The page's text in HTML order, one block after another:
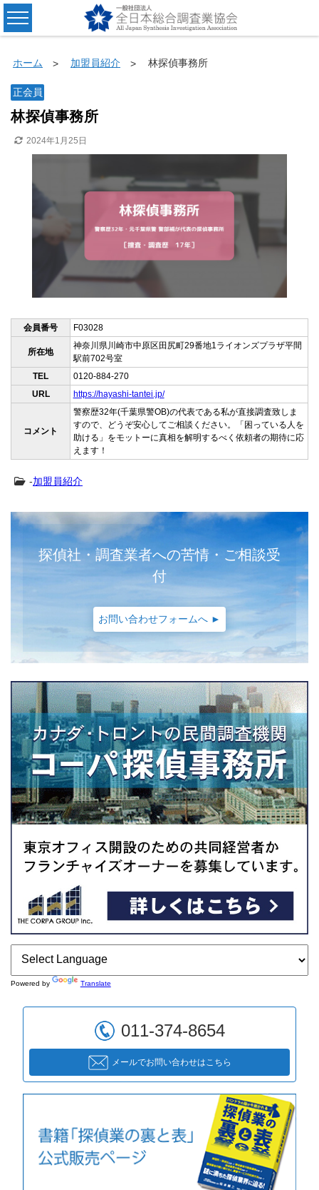
ホーム 加盟員紹介 林探偵事務所
正会員
林探偵事務所
2024年1月25日
会員番号 F03028
所在地
神奈川県川崎市中原区田尻町29番地1ライオンズプラザ平間
駅前702号室
TEL
0120-884-270
URL
https://hayashi-tantei.jp/
コメント
警察歴32年(千葉県警OB)の代表である私が直接調査致しま
すので、どうぞ安心してご相談ください。「困っている人を
助ける」をモットーに真相を解明するべく依頼者の期待に応
えます！
-加盟員紹介
探偵社・調査業者への苦情・ご相談受
付
お問い合わせフォームへ ►
Powered by Translate
011-374-8654
メールでお問い合わせはこちら